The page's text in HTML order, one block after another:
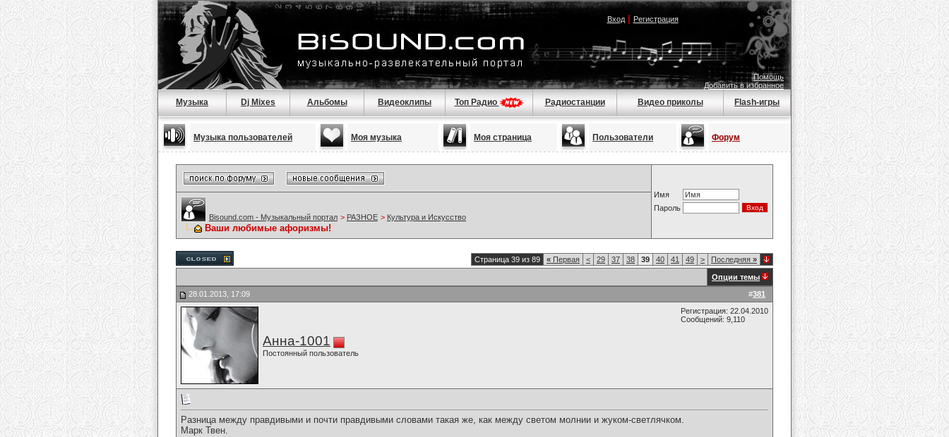
Вход| Регистрация
Помощь
Добавить в избранное
Музыка Dj Mixes Альбомы Видеоклипы Топ Радио Радиостанции Видео приколы Flash-игры
Музыка пользователей Моя музыка Моя страница Пользователи Форум
Имя
Пароль
Bisound.com - Музыкальный портал > РАЗНОЕ > Культура и Искусство
Ваши любимые афоризмы!
Страница 39 из 89 « Первая < 29 37 38 39 40 41 49 > Последняя »
Опции темы
#381
28.01.2013, 17:09
Анна-1001
Постоянный пользователь
Регистрация: 22.04.2010
Сообщений: 9,110
Разница между правдивыми и почти правдивыми словами такая же, как между светом молнии и жуком-светлячком.
Марк Твен.